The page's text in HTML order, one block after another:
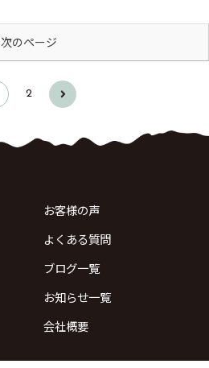
次のページ
2 次
お客様の声
よくある質問
ブログ一覧
お知らせ一覧
会社概要